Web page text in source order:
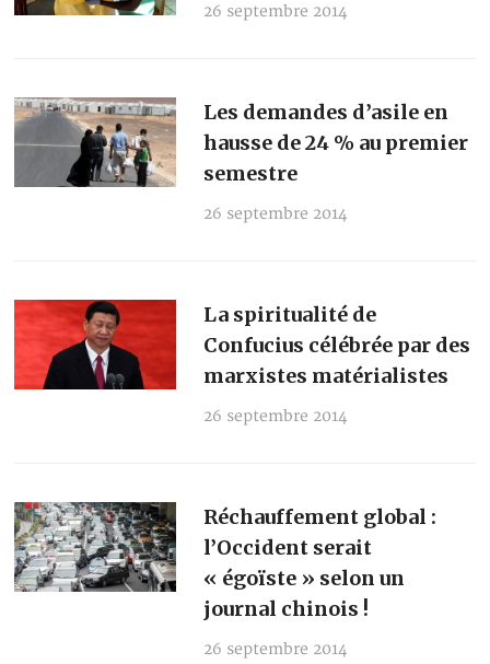
26 septembre 2014
Les demandes d’asile en
hausse de 24 % au premier
semestre
26 septembre 2014
La spiritualité de
Confucius célébrée par des
marxistes matérialistes
26 septembre 2014
Réchauffement global :
l’Occident serait
« égoïste » selon un
journal chinois !
26 septembre 2014